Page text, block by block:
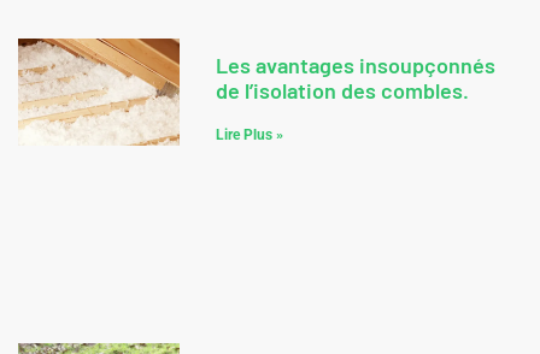
Les avantages insoupçonnés
de l’isolation des combles.
Lire Plus »